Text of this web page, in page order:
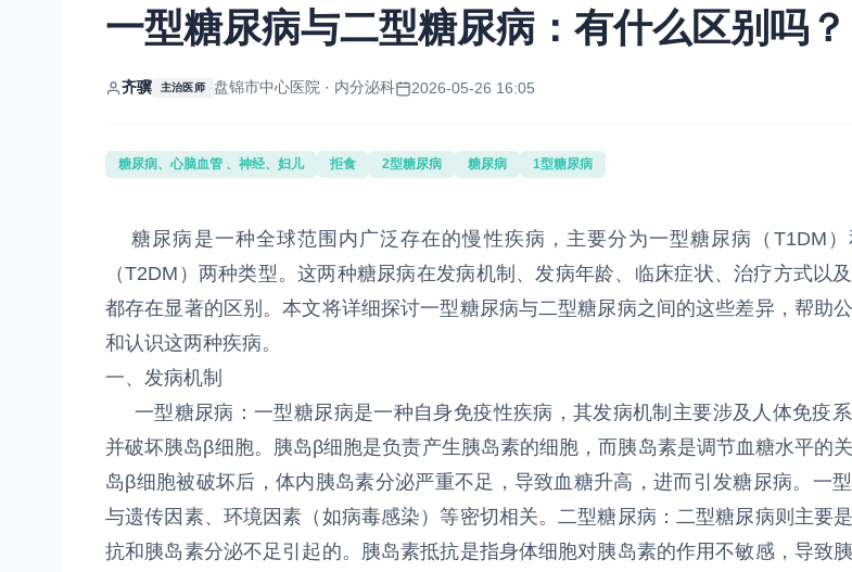
一型糖尿病与二型糖尿病：有什么区别吗？
齐骥 主治医师 盘锦市中心医院 · 内分泌科 2026-05-26 16:05
糖尿病、心脑血管 、神经、妇儿 拒食 2型糖尿病 糖尿病 1型糖尿病
糖尿病是一种全球范围内广泛存在的慢性疾病，主要分为一型糖尿病（T1DM）
（T2DM）两种类型。这两种糖尿病在发病机制、发病年龄、临床症状、治疗方式以
都存在显著的区别。本文将详细探讨一型糖尿病与二型糖尿病之间的这些差异，帮助
和认识这两种疾病。
一、发病机制
一型糖尿病：一型糖尿病是一种自身免疫性疾病，其发病机制主要涉及人体免疫
并破坏胰岛β细胞。胰岛β细胞是负责产生胰岛素的细胞，而胰岛素是调节血糖水平的
岛β细胞被破坏后，体内胰岛素分泌严重不足，导致血糖升高，进而引发糖尿病。一
与遗传因素、环境因素（如病毒感染）等密切相关。二型糖尿病：二型糖尿病则主要
抗和胰岛素分泌不足引起的。胰岛素抵抗是指身体细胞对胰岛素的作用不敏感，导致